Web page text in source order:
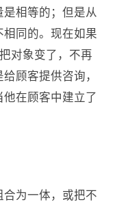
相等的；但是从
同的。现在如果
对象变了，不再
顾客提供咨询，
在顾客中建立了
为一体，或把不